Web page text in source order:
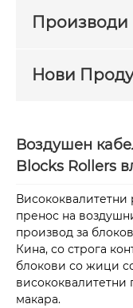
Производи
Нови
Воздушен
Blocks Rollers
пренос на
производ за
Кина, со строга
блокови со жици
макара.